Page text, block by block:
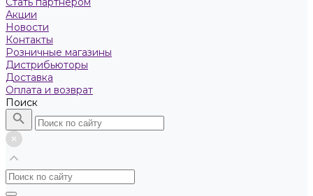
Акции
Новости
Контакты
Розничные магазины
Дистрибьюторы
Доставка
Оплата и возврат
Поиск